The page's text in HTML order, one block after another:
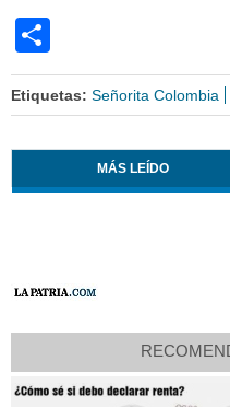
Etiquetas: Señorita Colombia
MÁS LEÍDO